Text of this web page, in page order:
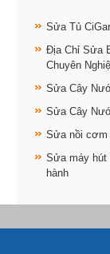
Sửa Tủ
Địa Chỉ Sửa
Chuyên
Sửa Cây
Sửa Cây
Sửa nồi cơm
Sửa máy hút
hành